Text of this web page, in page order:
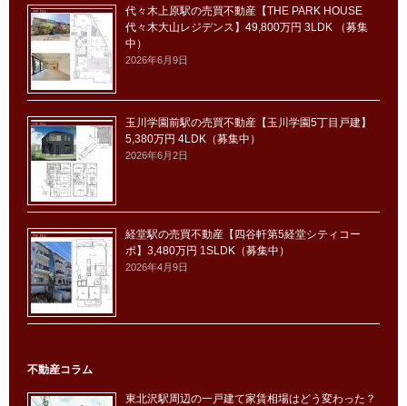
代々木上原駅の売買不動産【THE PARK HOUSE
代々木大山レジデンス】49,800万円 3LDK （募集
中）
2026年6月9日
玉川学園前駅の売買不動産【玉川学園5丁目戸建】
5,380万円 4LDK（募集中）
2026年6月2日
経堂駅の売買不動産【四谷軒第5経堂シティコー
ポ】3,480万円 1SLDK（募集中）
2026年4月9日
不動産コラム
東北沢駅周辺の一戸建て家賃相場はどう変わった？